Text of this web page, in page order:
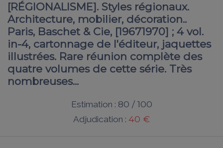
[RÉGIONALISME]. Styles régionaux.
Architecture, mobilier, décoration..
Paris, Baschet & Cie, [19671970] ; 4 vol.
in-4, cartonnage de l'éditeur, jaquettes
illustrées. Rare réunion complète des
quatre volumes de cette série. Très
nombreuses...
Estimation : 80 / 100
Adjudication : 40 €